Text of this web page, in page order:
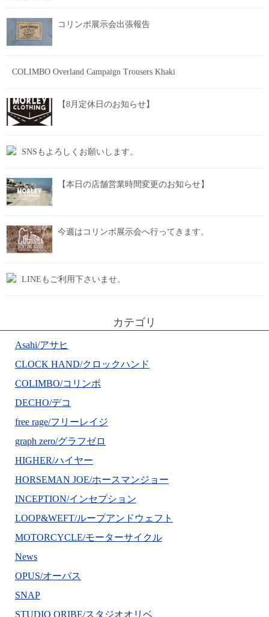
コリンボ展示会出張報告
COLIMBO Overland Campaign Trousers Khaki
【8月定休日のお知らせ】
SNSもよろしくお願いします。
【本日の店舗営業時間変更のお知らせ】
今週はコリンボ展示会へ行ってきます。
LINEもご利用下さいませ。
カテゴリ
Asahi/アサヒ
CLOCK HAND/クロックハンド
COLIMBO/コリンボ
DECHO/デコ
free rage/フリーレイジ
graph zero/グラフゼロ
HIGHER/ハイヤー
HORSEMAN JOE/ホースマンジョー
INCEPTION/インセプション
LOOP&WEFT/ループアンドウェフト
MOTORCYCLE/モーターサイクル
News
OPUS/オーパス
SNAP
STUDIO ORIBE/スタジオオリベ